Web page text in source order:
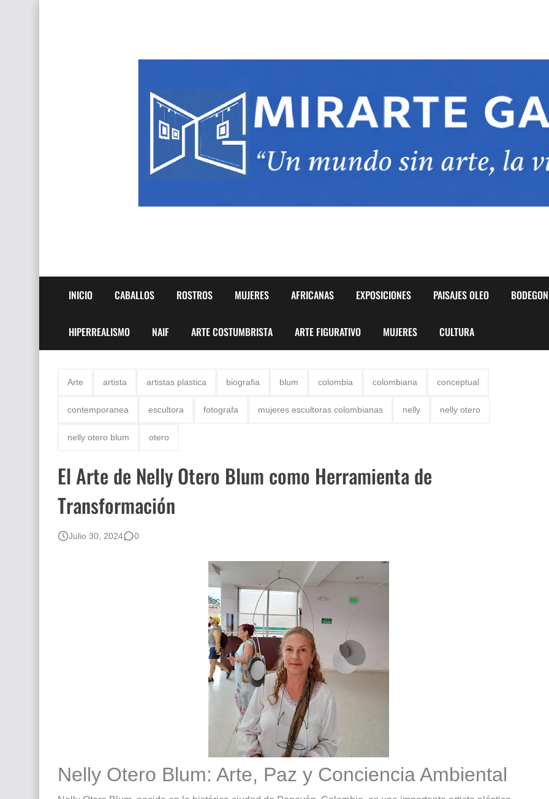
INICIO CABALLOS ROSTROS MUJERES AFRICANAS EXPOSICIONES PAISAJES OLEO
HIPERREALISMO NAIF ARTE COSTUMBRISTA ARTE FIGURATIVO MUJERES CULTURA
Arte artista artistas plastica biografia blum colombia colombiana conceptual
contemporanea escultora fotografa mujeres escultoras colombianas nelly nelly otero
nelly otero blum otero
El Arte de Nelly Otero Blum como Herramienta de
Transformación
Julio 30, 2024 0
Nelly Otero Blum: Arte, Paz y Conciencia Ambiental